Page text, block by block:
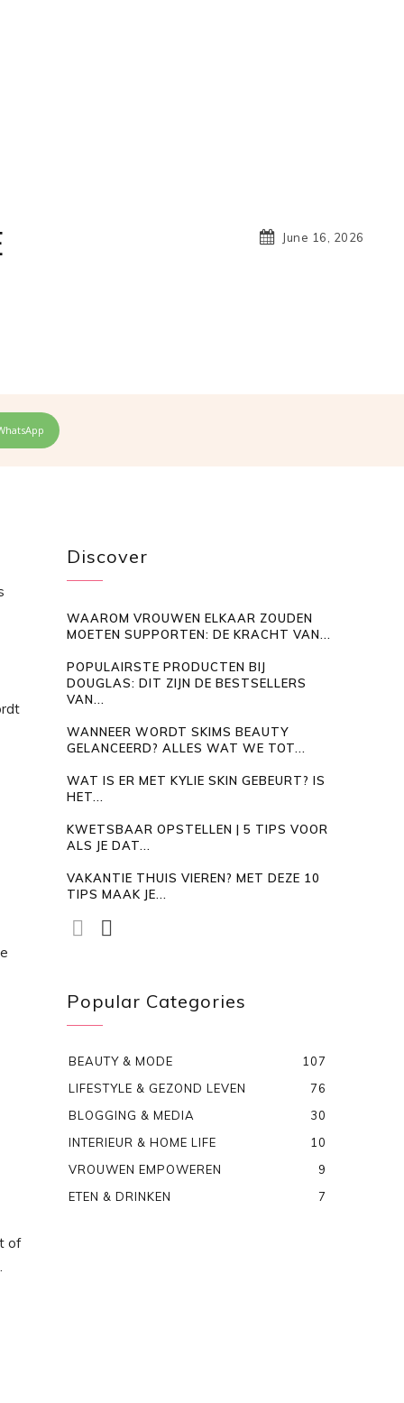
June 16, 2026
of
Discover
WAAROM VROUWEN ELKAAR ZOUDEN
MOETEN SUPPORTEN: DE KRACHT VAN...
POPULAIRSTE PRODUCTEN BIJ
DOUGLAS: DIT ZIJN DE BESTSELLERS
VAN...
WANNEER WORDT SKIMS BEAUTY
GELANCEERD? ALLES WAT WE TOT...
WAT IS ER MET KYLIE SKIN GEBEURT? IS
HET...
KWETSBAAR OPSTELLEN | 5 TIPS VOOR
ALS JE DAT...
VAKANTIE THUIS VIEREN? MET DEZE 10
TIPS MAAK JE...
Popular Categories
BEAUTY & MODE
107
LIFESTYLE & GEZOND LEVEN
76
BLOGGING & MEDIA
30
INTERIEUR & HOME LIFE
10
VROUWEN EMPOWEREN
9
ETEN & DRINKEN
7